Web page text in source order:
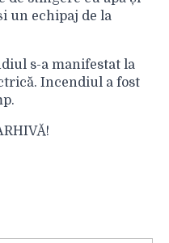
un echipaj de la
s-a manifestat la
Incendiul a fost